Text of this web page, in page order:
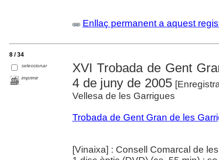
Enllaç permanent a aquest
8 / 34
seleccionar
imprimir
XVI Trobada de Gent
4 de juny de 2005
Vellesa de les Garrigues
Trobada de Gent Gran de les
[Vinaixa] : Consell Comarcal de